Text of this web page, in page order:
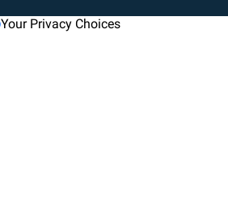
Your Privacy Choices